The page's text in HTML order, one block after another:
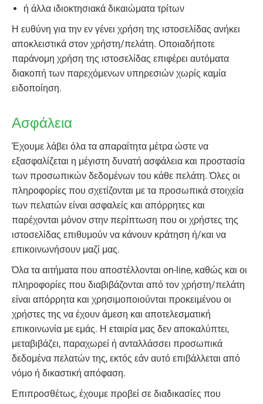
ή άλλα ιδιοκτησιακά δικαιώματα τρίτων
Η ευθύνη για την εν γένει χρήση της ιστοσελίδας ανήκει
αποκλειστικά στον χρήστη/πελάτη. Οποιαδήποτε
παράνομη χρήση της ιστοσελίδας επιφέρει αυτόματα
διακοπή των παρεχόμενων υπηρεσιών χωρίς καμία
ειδοποίηση.
Ασφάλεια
Έχουμε λάβει όλα τα απαραίτητα μέτρα ώστε να
εξασφαλίζεται η μέγιστη δυνατή ασφάλεια και προστασία
των προσωπικών δεδομένων του κάθε πελάτη. Όλες οι
πληροφορίες που σχετίζονται με τα προσωπικά στοιχεία
των πελατών είναι ασφαλείς και απόρρητες και
παρέχονται μόνον στην περίπτωση που οι χρήστες της
ιστοσελίδας επιθυμούν να κάνουν κράτηση ή/και να
επικοινωνήσουν μαζί μας.
Όλα τα αιτήματα που αποστέλλονται on-line, καθώς και οι
πληροφορίες που διαβιβάζονται από τον χρήστη/πελάτη
είναι απόρρητα και χρησιμοποιούνται προκειμένου οι
χρήστες της να έχουν άμεση και αποτελεσματική
επικοινωνία με εμάς. Η εταιρία μας δεν αποκαλύπτει,
μεταβιβάζει, παραχωρεί ή ανταλλάσσει προσωπικά
δεδομένα πελατών της, εκτός εάν αυτό επιβάλλεται από
νόμο ή δικαστική απόφαση.
Επιπροσθέτως, έχουμε προβεί σε διαδικασίες που